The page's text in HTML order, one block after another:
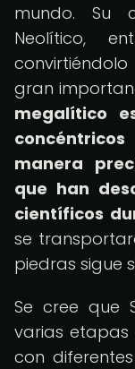
mundo. Su
Neolítico,
gran
megalítico
manera
que han
científicos
se
piedras sigue
Se cree que
varias
con